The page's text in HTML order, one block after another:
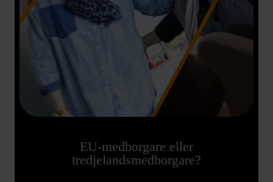
EU-medborgare eller
tredjelandsmedborgare?